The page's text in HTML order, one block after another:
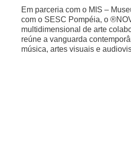
Em parceria com o MIS –
com o SESC Pompéia, o
multidimensional de arte
reúne a vanguarda
música, artes visuais e